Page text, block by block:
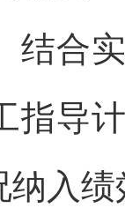
结合
指导
纳入